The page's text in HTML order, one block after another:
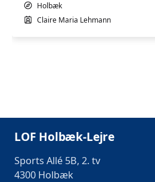
Holbæk
Claire Maria Lehmann
LOF Holbæk-Lejre
Sports Allé 5B, 2. tv
4300 Holbæk